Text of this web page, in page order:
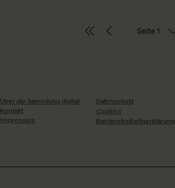
Über die Sammlung digital
Kontakt
Impressum
Datenschutz
Cookies
Barrierefreiheitserklärung